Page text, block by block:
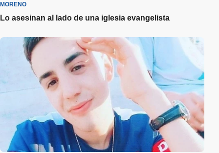
MORENO
Lo asesinan al lado de una iglesia evangelista